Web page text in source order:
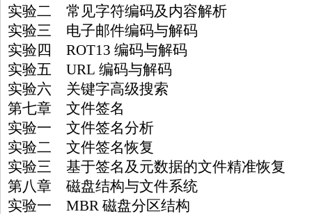
实验二 常见字符编码及内容解析
实验三 电子邮件编码与解码
实验四 ROT13 编码与解码
实验五 URL 编码与解码
实验六 关键字高级搜索
第七章 文件签名
实验一 文件签名分析
实验二 文件签名恢复
实验三 基于签名及元数据的文件精准恢复
第八章 磁盘结构与文件系统
实验一 MBR 磁盘分区结构